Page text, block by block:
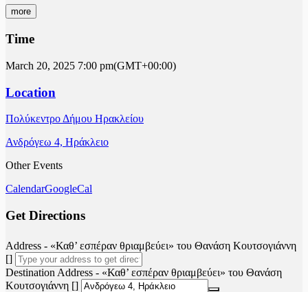
more
Time
March 20, 2025 7:00 pm(GMT+00:00)
Location
Πολύκεντρο Δήμου Ηρακλείου
Ανδρόγεω 4, Ηράκλειο
Other Events
CalendarGoogleCal
Get Directions
Address - «Καθ’ εσπέραν θριαμβεύει» του Θανάση Κουτσογιάννη
[]
Destination Address - «Καθ’ εσπέραν θριαμβεύει» του Θανάση
Κουτσογιάννη []